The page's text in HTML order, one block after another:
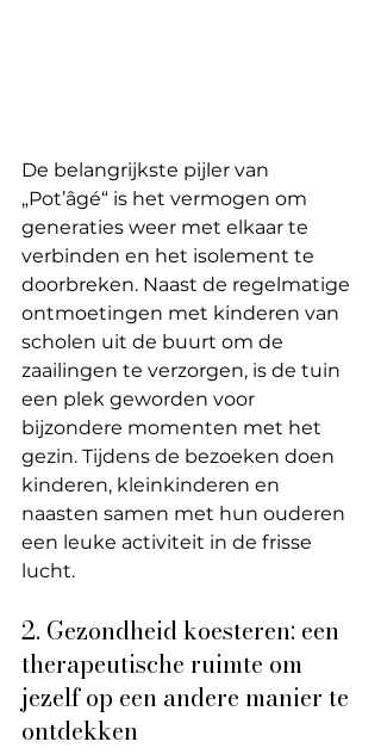
De belangrijkste pijler van
„Pot’âgé“ is het vermogen om
generaties weer met elkaar te
verbinden en het isolement te
doorbreken. Naast de regelmatige
ontmoetingen met kinderen van
scholen uit de buurt om de
zaailingen te verzorgen, is de tuin
een plek geworden voor
bijzondere momenten met het
gezin. Tijdens de bezoeken doen
kinderen, kleinkinderen en
naasten samen met hun ouderen
een leuke activiteit in de frisse
lucht.
2. Gezondheid koesteren: een
therapeutische ruimte om
jezelf op een andere manier te
ontdekken